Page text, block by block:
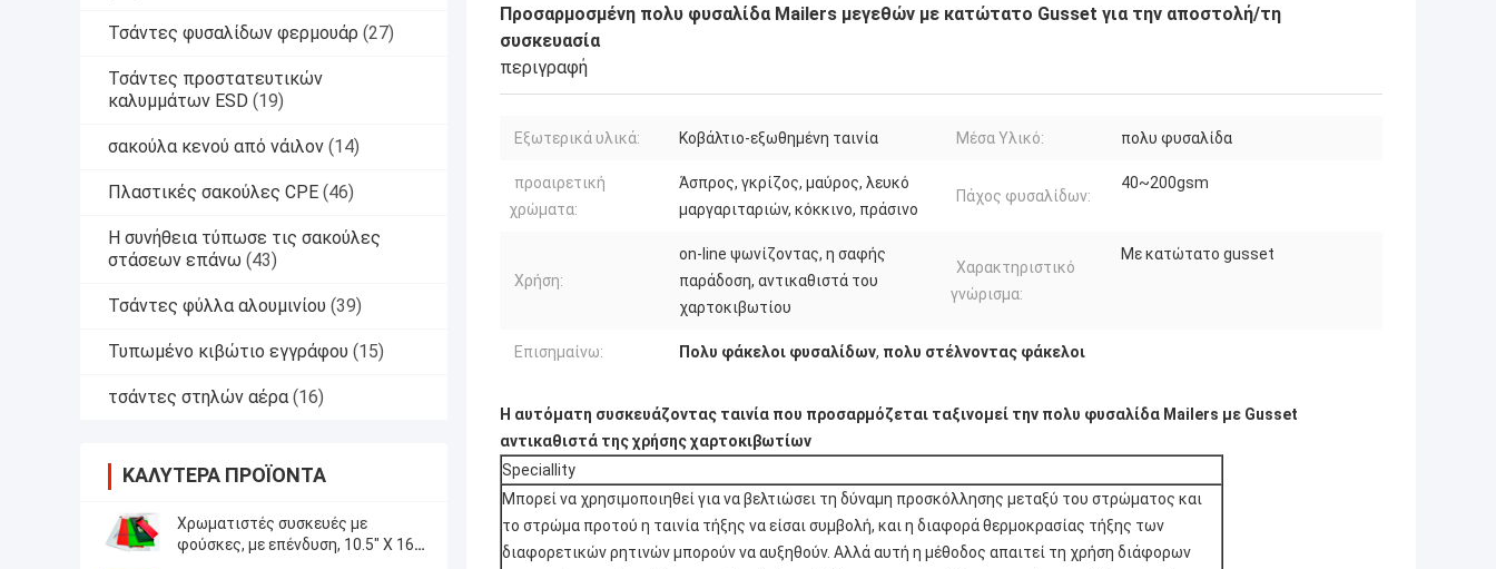
Τσάντες φυσαλίδων φερμουάρ (27)
Τσάντες προστατευτικών
καλυμμάτων ESD (19)
σακούλα κενού από νάιλον (14)
Πλαστικές σακούλες CPE (46)
Η συνήθεια τύπωσε τις σακούλες
στάσεων επάνω (43)
Τσάντες φύλλα αλουμινίου (39)
Τυπωμένο κιβώτιο εγγράφου (15)
τσάντες στηλών αέρα (16)
ΚΑΛΎΤΕΡΑ ΠΡΟΪΌΝΤΑ
Χρωματιστές συσκευές με
φούσκες, με επένδυση, 10.5" X 16"
Προσαρμοσμένη πολυ φυσαλίδα Mailers μεγεθών με κατώτατο Gusset για την αποστολή/τη
συσκευασία
περιγραφή
Εξωτερικά υλικά: Κοβάλτιο-εξωθημένη ταινία Μέσα Υλικό: πολυ φυσαλίδα
προαιρετική
χρώματα:
Άσπρος, γκρίζος, μαύρος, λευκό
μαργαριταριών, κόκκινο, πράσινο
Πάχος φυσαλίδων:
40~200gsm
Χρήση:
on-line ψωνίζοντας, η σαφής
παράδοση, αντικαθιστά του
χαρτοκιβωτίου
Χαρακτηριστικό
γνώρισμα:
Με κατώτατο gusset
Επισημαίνω: Πολυ φάκελοι φυσαλίδων, πολυ στέλνοντας φάκελοι
Η αυτόματη συσκευάζοντας ταινία που προσαρμόζεται ταξινομεί την πολυ φυσαλίδα Mailers με Gusset
αντικαθιστά της χρήσης χαρτοκιβωτίων
Speciallity
Μπορεί να χρησιμοποιηθεί για να βελτιώσει τη δύναμη προσκόλλησης μεταξύ του στρώματος και
το στρώμα προτού η ταινία τήξης να είσαι συμβολή, και η διαφορά θερμοκρασίας τήξης των
διαφορετικών ρητινών μπορούν να αυξηθούν. Αλλά αυτή η μέθοδος απαιτεί τη χρήση διάφορων